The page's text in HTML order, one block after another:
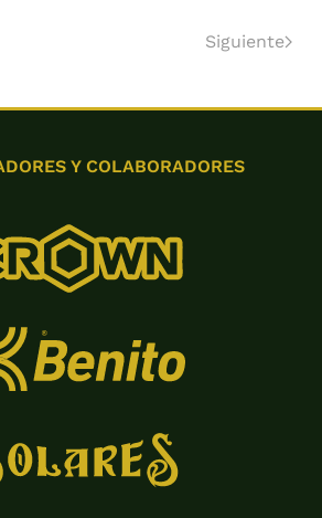
Siguiente
Y COLABORADORES